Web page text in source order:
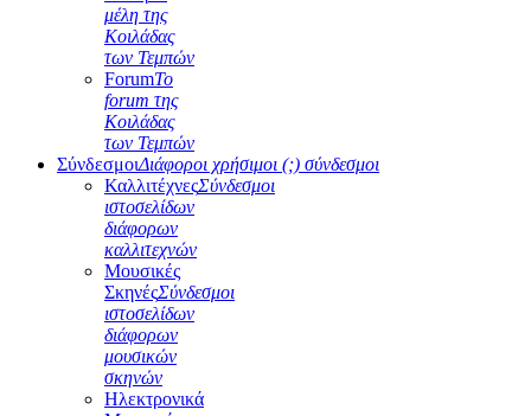
μέλη της
Κοιλάδας
των Τεμπών
ForumΤο
forum της
Κοιλάδας
των Τεμπών
ΣύνδεσμοιΔιάφοροι χρήσιμοι (;) σύνδεσμοι
ΚαλλιτέχνεςΣύνδεσμοι
ιστοσελίδων
διάφορων
καλλιτεχνών
Μουσικές
ΣκηνέςΣύνδεσμοι
ιστοσελίδων
διάφορων
μουσικών
σκηνών
Ηλεκτρονικά